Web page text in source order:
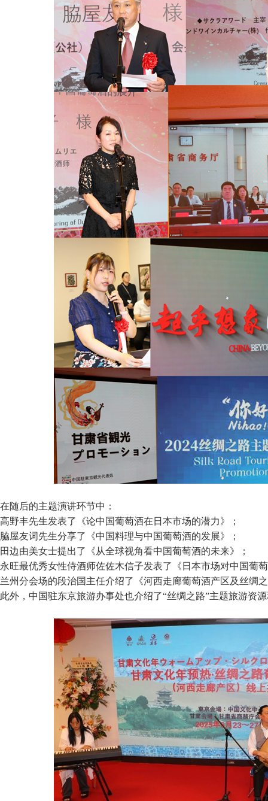
在随后的主题演讲环节中：
高野丰先生发表了《论中国葡萄酒在日本市场的潜力》；
脇屋友词先生分享了《中国料理与中国葡萄酒的发展》；
田边由美女士提出了《从全球视角看中国葡萄酒的未来》；
永旺最优秀女性侍酒师佐佐木信子发表了《日本市场对中国葡
兰州分会场的段治国主任介绍了《河西走廊葡萄酒产区及丝绸
此外，中国驻东京旅游办事处也介绍了“丝绸之路”主题旅游资